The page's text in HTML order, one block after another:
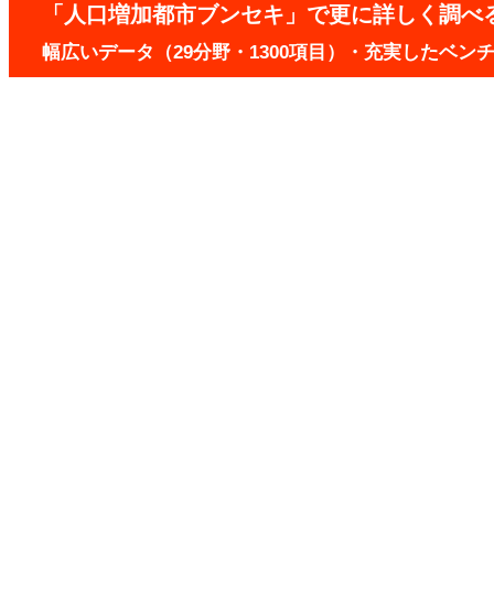
「人口増加都市ブンセキ」で更に詳しく調べ
幅広いデータ（29分野・1300項目）・充実したベン